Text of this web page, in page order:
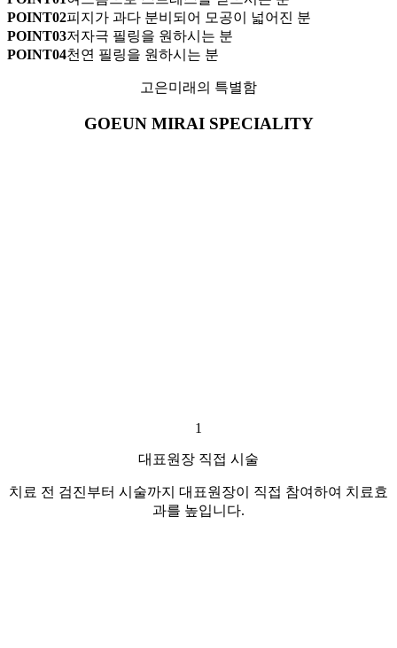
POINT02피지가 과다 분비되어 모공이 넓어진 분
POINT03저자극 필링을 원하시는 분
POINT04천연 필링을 원하시는 분
고은미래의 특별함
GOEUN MIRAI SPECIALITY
1
대표원장 직접 시술
치료 전 검진부터 시술까지 대표원장이 직접 참여하여 치료효
과를 높입니다.